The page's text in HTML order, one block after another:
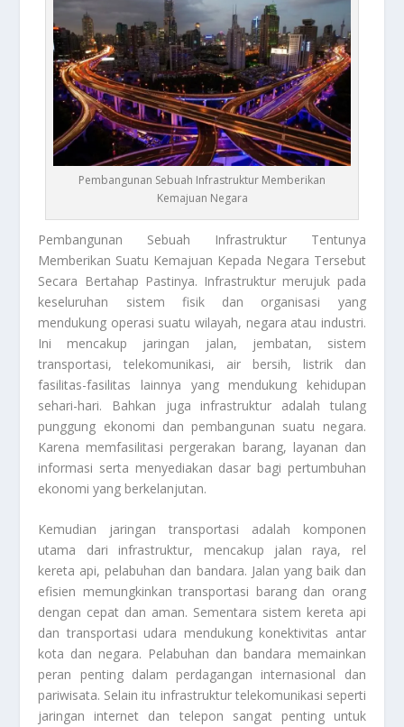
Pembangunan Sebuah Infrastruktur Memberikan
Kemajuan Negara
Pembangunan Sebuah InfrastrukturTentunya
Memberikan Suatu Kemajuan Kepada Negara Tersebut
Secara Bertahap Pastinya. Infrastruktur merujuk pada
keseluruhan sistem fisik dan organisasi yang
mendukung operasi suatu wilayah, negara atau industri.
Ini mencakup jaringan jalan, jembatan, sistem
transportasi, telekomunikasi, air bersih, listrik dan
fasilitas-fasilitas lainnya yang mendukung kehidupan
sehari-hari. Bahkan juga infrastruktur adalah tulang
punggung ekonomi dan pembangunan suatu negara.
Karena memfasilitasi pergerakan barang, layanan dan
informasi serta menyediakan dasar bagi pertumbuhan
ekonomi yang berkelanjutan.
Kemudian jaringan transportasi adalah komponen
utama dari infrastruktur, mencakup jalan raya, rel
kereta api, pelabuhan dan bandara. Jalan yang baik dan
efisien memungkinkan transportasi barang dan orang
dengan cepat dan aman. Sementara sistem kereta api
dan transportasi udara mendukung konektivitas antar
kota dan negara. Pelabuhan dan bandara memainkan
peran penting dalam perdagangan internasional dan
pariwisata. Selain itu infrastruktur telekomunikasi seperti
jaringan internet dan telepon sangat penting untuk